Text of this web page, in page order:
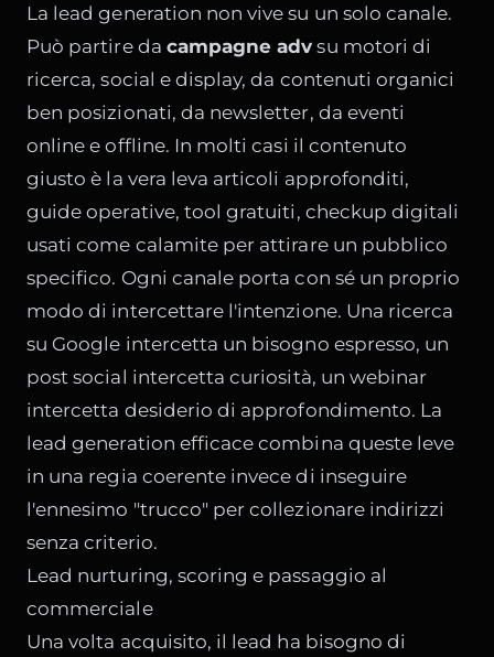
La lead generation non vive su un solo canale.
Può partire da campagne adv su motori di
ricerca, social e display, da contenuti organici
ben posizionati, da newsletter, da eventi
online e offline. In molti casi il contenuto
giusto è la vera leva articoli approfonditi,
guide operative, tool gratuiti, checkup digitali
usati come calamite per attirare un pubblico
specifico. Ogni canale porta con sé un proprio
modo di intercettare l'intenzione. Una ricerca
su Google intercetta un bisogno espresso, un
post social intercetta curiosità, un webinar
intercetta desiderio di approfondimento. La
lead generation efficace combina queste leve
in una regia coerente invece di inseguire
l'ennesimo "trucco" per collezionare indirizzi
senza criterio.
Lead nurturing, scoring e passaggio al
commerciale
Una volta acquisito, il lead ha bisogno di